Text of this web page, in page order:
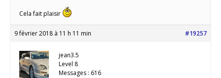
Cela fait plaisir
9 février 2018 à 11 h 11 min #19257
jean3.5
Level 8
Messages : 616